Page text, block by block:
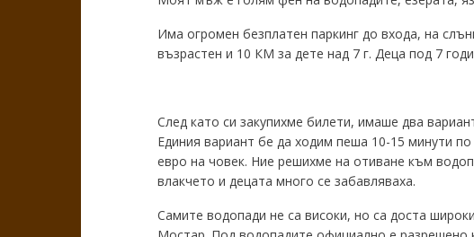
Има огромен безплатен паркинг до входа, на
възрастен и 10 КМ за дете над 7 г. Деца под 7
След като си закупихме билети, имаше два
Единия вариант бе да ходим пеша 10-15 минути
евро на човек. Ние решихме на отиване към
влакчето и децата много се забавляваха.
Самите водопади не са високи, но са доста